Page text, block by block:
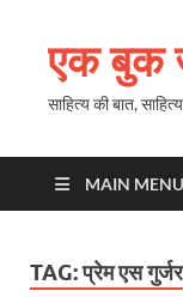
एक बुक
साहित्य की बात,
MAIN MENU
TAG:प्रेम एस गुर्जर